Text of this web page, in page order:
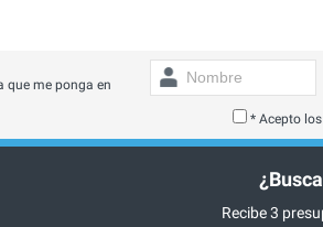
que me ponga en
* Acepto los
Recibe 3